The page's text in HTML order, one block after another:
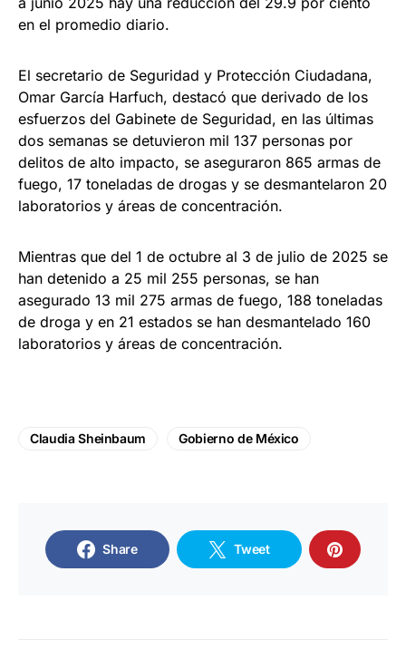
en el promedio diario.
El secretario de Seguridad y Protección Ciudadana,
Omar García Harfuch, destacó que derivado de los
esfuerzos del Gabinete de Seguridad, en las últimas
dos semanas se detuvieron mil 137 personas por
delitos de alto impacto, se aseguraron 865 armas de
fuego, 17 toneladas de drogas y se desmantelaron 20
laboratorios y áreas de concentración.
Mientras que del 1 de octubre al 3 de julio de 2025 se
han detenido a 25 mil 255 personas, se han
asegurado 13 mil 275 armas de fuego, 188 toneladas
de droga y en 21 estados se han desmantelado 160
laboratorios y áreas de concentración.
Claudia Sheinbaum Gobierno de México
Share Tweet